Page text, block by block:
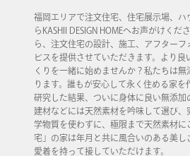
福岡エリアで注文住宅、住宅展示場、ハ
らKASHII DESIGN HOMEへお声がけくだ
ら、注文住宅の設計、施工、アフターフ
ビスを提供させていただきます。より良
くりを一緒に始めませんか？私たちは
ります。誰もが安心して永く住める家を
研究した結果、ついに身体に良い無添加
建材などには天然素材を吟味して選び、
学物質を使わずに、極限まで天然素材に
宅」の家は年月と共に風合いのある美し
愛着を持って接していただけます。